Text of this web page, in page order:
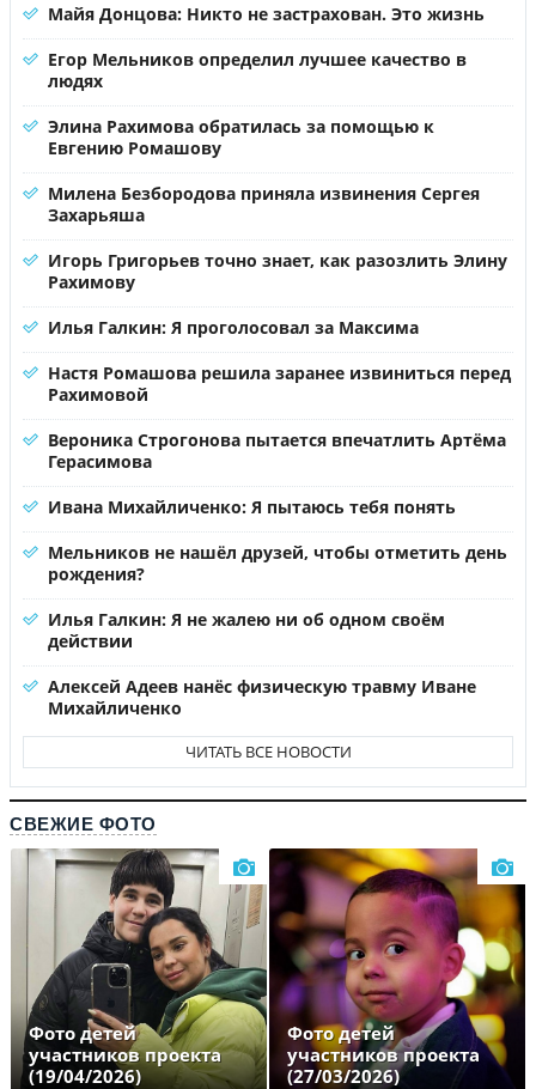
Майя Донцова: Никто не застрахован. Это жизнь
Егор Мельников определил лучшее качество в
людях
Элина Рахимова обратилась за помощью к
Евгению Ромашову
Милена Безбородова приняла извинения Сергея
Захарьяша
Игорь Григорьев точно знает, как разозлить Элину
Рахимову
Илья Галкин: Я проголосовал за Максима
Настя Ромашова решила заранее извиниться перед
Рахимовой
Вероника Строгонова пытается впечатлить Артёма
Герасимова
Ивана Михайличенко: Я пытаюсь тебя понять
Мельников не нашёл друзей, чтобы отметить день
рождения?
Илья Галкин: Я не жалею ни об одном своём
действии
Алексей Адеев нанёс физическую травму Иване
Михайличенко
ЧИТАТЬ ВСЕ НОВОСТИ
СВЕЖИЕ ФОТО
Фото детей
участников проекта
(19/04/2026)
Фото детей
участников проекта
(27/03/2026)